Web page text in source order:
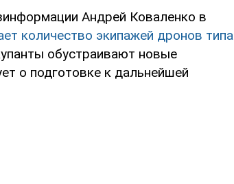
Андрей Коваленко в
количество экипажей дронов типа
обустраивают новые
о подготовке к дальнейшей